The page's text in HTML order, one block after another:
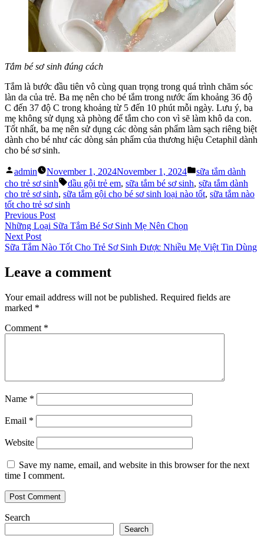
Tắm bé sơ sinh đúng cách
Tắm là bước đầu tiên vô cùng quan trọng trong quá trình chăm sóc
làn da của trẻ. Ba mẹ nên cho bé tắm trong nước ấm khoảng 36 độ
C đến 37 độ C trong khoảng từ 5 đến 10 phút mỗi ngày. Lưu ý, ba
mẹ không sử dụng xà phòng để tắm cho con vì sẽ làm khô da con.
Tốt nhất, ba mẹ nên sử dụng các dòng sản phẩm làm sạch riêng biệt
dành cho bé như các dòng sản phẩm của thương hiệu Cetaphil dành
cho bé sơ sinh.
Posted
by
admin November 1, 2024November 1, 2024
Posted
in
sữa tắm dành
cho trẻ sơ sinh
Tags:
dầu gội trẻ em, sữa tắm bé sơ sinh, sữa tắm dành
cho trẻ sơ sinh, sữa tắm gội cho bé sơ sinh loại nào tốt, sữa tắm nào
tốt cho trẻ sơ sinh
Post
navigation
Previous PostPrevious
post:
Những Loại Sữa Tắm Bé Sơ Sinh Mẹ Nên Chọn
Next PostNext
post:
Sữa Tắm Nào Tốt Cho Trẻ Sơ Sinh Được Nhiều Mẹ Việt Tin Dùng
Leave a comment
Your email address will not be published. Required fields are
marked *
Comment *
Name *
Email *
Website
Save my name, email, and website in this browser for the next
time I comment.
Search
Search